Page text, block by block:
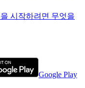
시작하려면 무엇을
Google Play